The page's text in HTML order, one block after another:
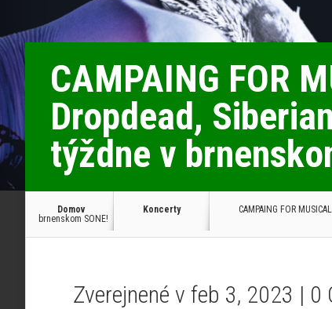
CAMPAING FOR
Dropdead,
týždne v
Domov Koncerty
CAMPAING FOR
brnenskom SONE!
Zverejnené v feb 3, 2023 | 0